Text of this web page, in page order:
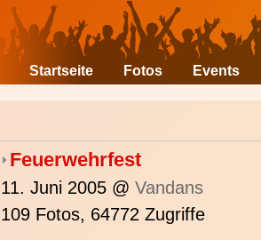
Startseite Fotos Events
Feuerwehrfest
11. Juni 2005 @ Vandans
109 Fotos, 64772 Zugriffe